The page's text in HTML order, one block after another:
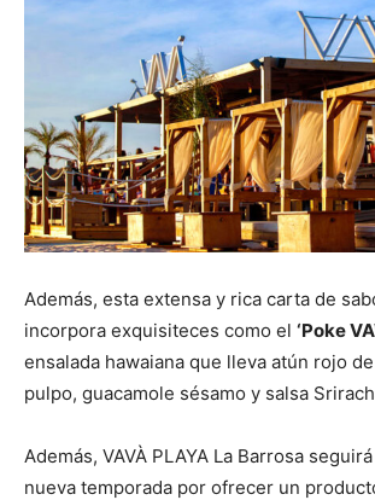
Además, esta extensa y rica carta de
incorpora exquisiteces como el ‘Poke
ensalada hawaiana que lleva atún rojo
pulpo, guacamole sésamo y salsa
Además, VAVÀ PLAYA La Barrosa
nueva temporada por ofrecer un